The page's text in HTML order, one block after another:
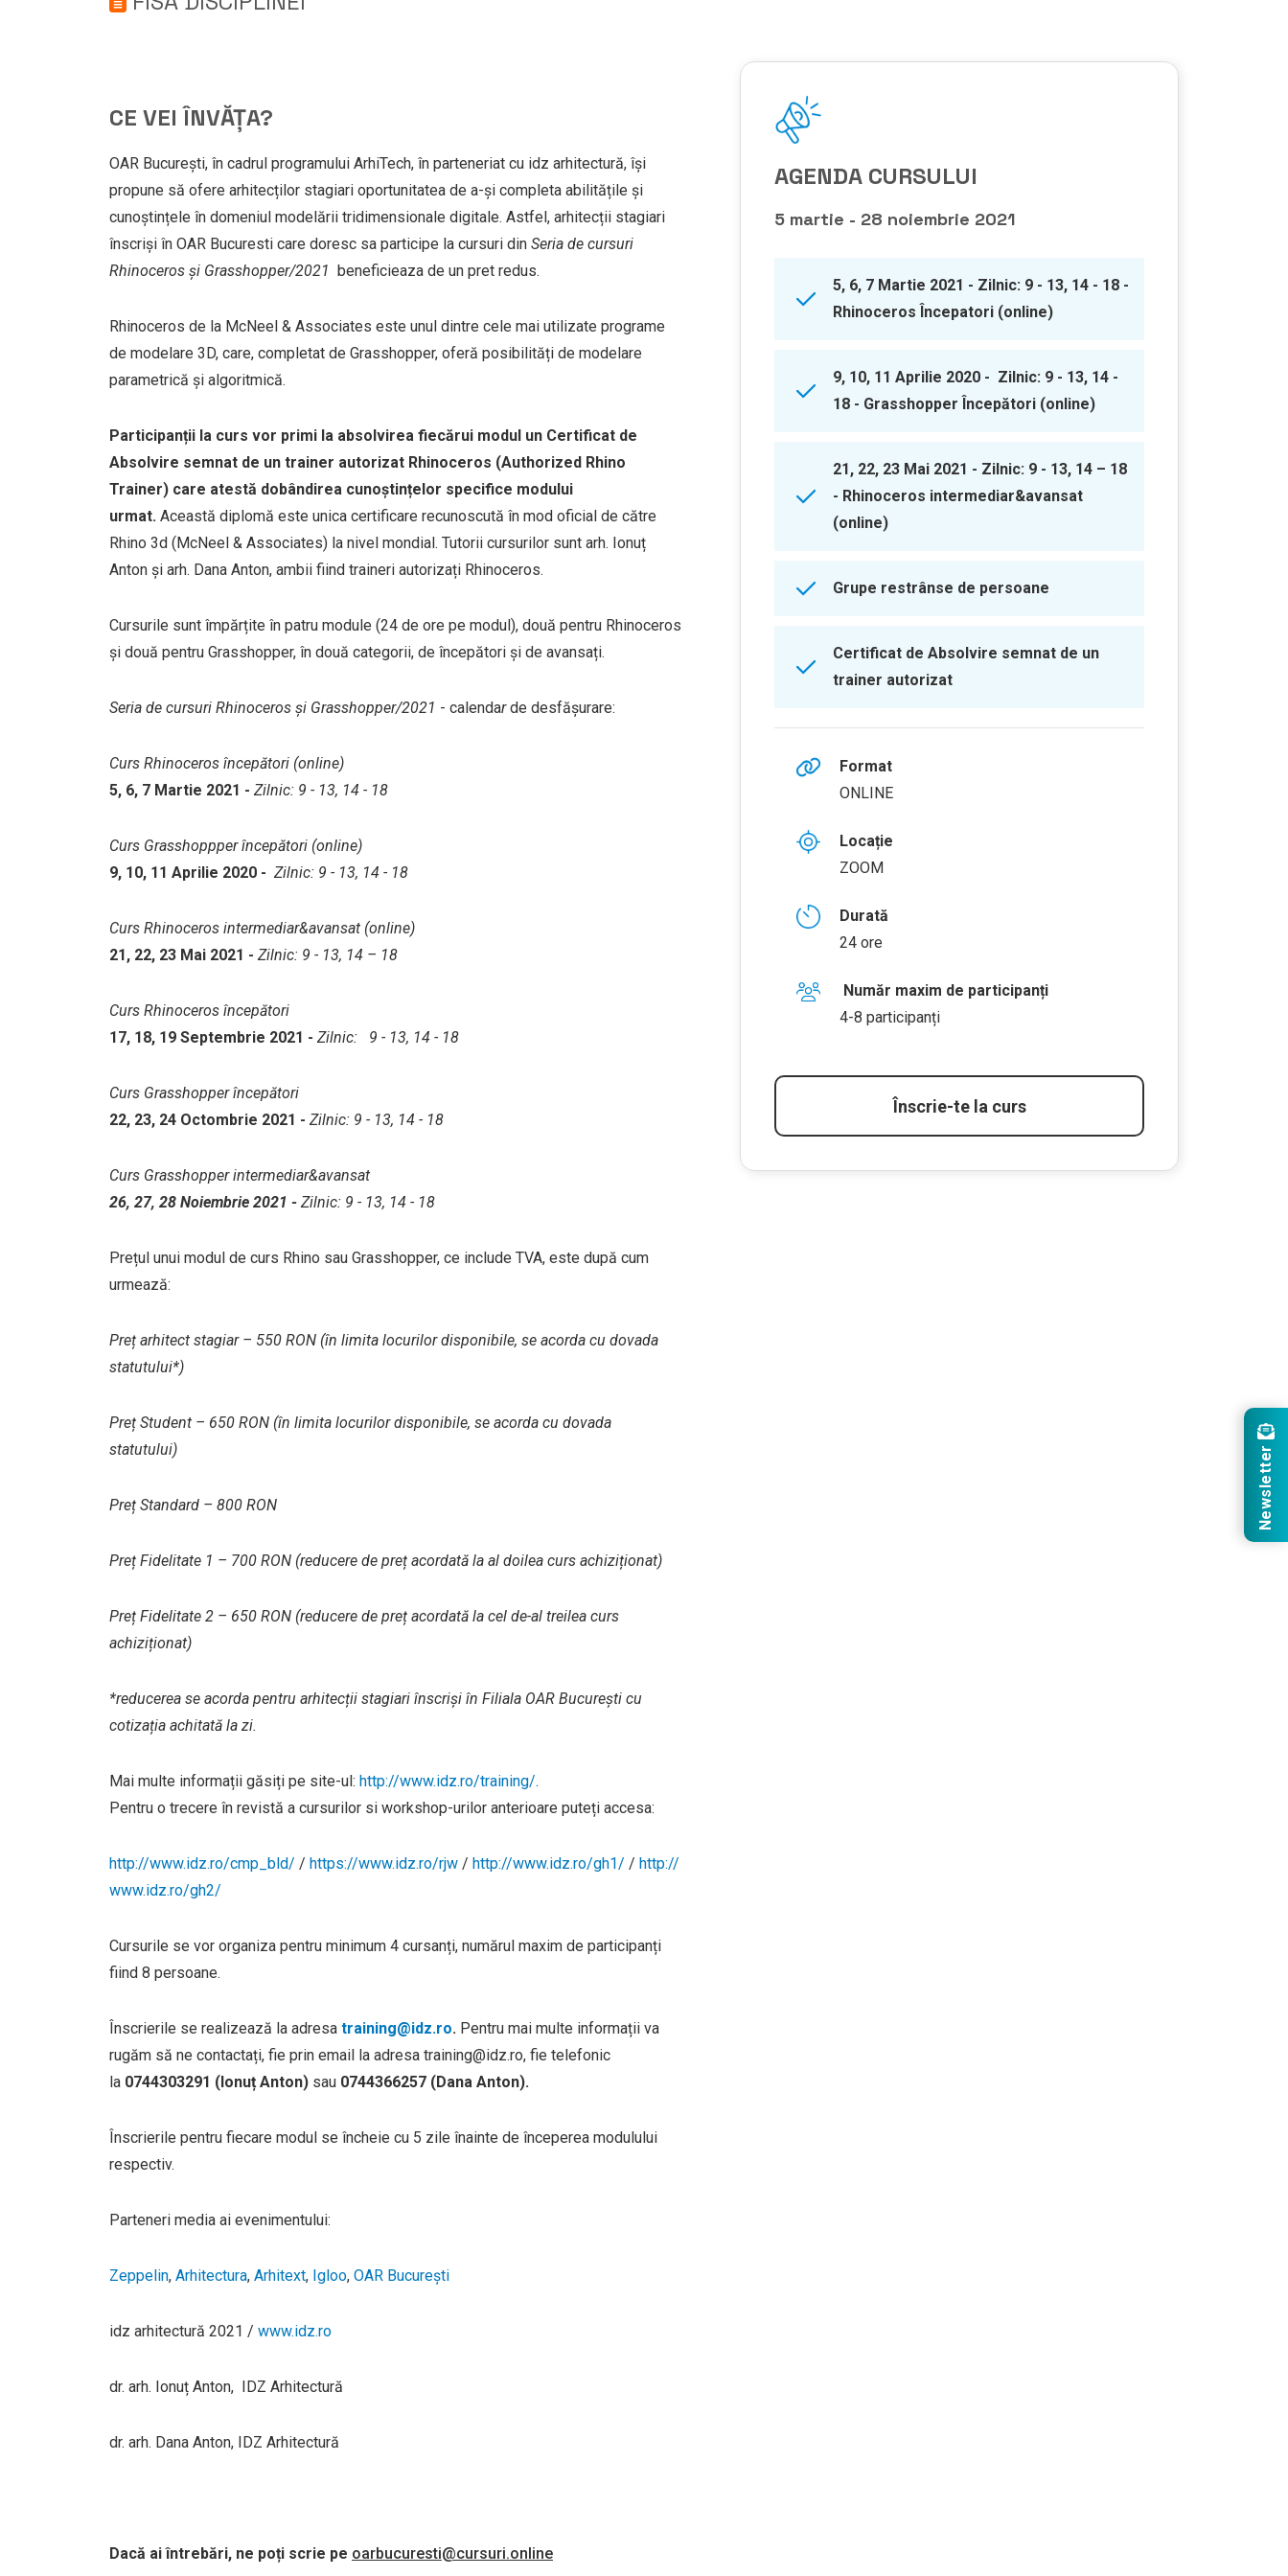
CE VEI ÎNVĂȚA?
OAR București, în cadrul programului ArhiTech, în parteneriat cu idz arhitectură, își
propune să ofere arhitecților stagiari oportunitatea de a-și completa abilitățile și
cunoștințele în domeniul modelării tridimensionale digitale. Astfel, arhitecții stagiari
înscriși în OAR Bucuresti care doresc sa participe la cursuri din Seria de cursuri
Rhinoceros și Grasshopper/2021 beneficieaza de un pret redus.
Rhinoceros de la McNeel & Associates este unul dintre cele mai utilizate programe
de modelare 3D, care, completat de Grasshopper, oferă posibilități de modelare
parametrică și algoritmică.
Participanții la curs vor primi la absolvirea fiecărui modul un Certificat de
Absolvire semnat de un trainer autorizat Rhinoceros (Authorized Rhino
Trainer) care atestă dobândirea cunoștințelor specifice modului
urmat. Această diplomă este unica certificare recunoscută în mod oficial de către
Rhino 3d (McNeel & Associates) la nivel mondial. Tutorii cursurilor sunt arh. Ionuț
Anton și arh. Dana Anton, ambii fiind traineri autorizați Rhinoceros.
Cursurile sunt împărțite în patru module (24 de ore pe modul), două pentru Rhinoceros
și două pentru Grasshopper, în două categorii, de începători și de avansați.
Seria de cursuri Rhinoceros și Grasshopper/2021 - calendarde desfășurare:
Curs Rhinoceros începători (online)
5, 6, 7 Martie 2021 - Zilnic: 9 - 13, 14 - 18
Curs Grasshoppper începători (online)
9, 10, 11 Aprilie 2020 - Zilnic: 9 - 13, 14 - 18
Curs Rhinoceros intermediar&avansat (online)
21, 22, 23 Mai 2021 - Zilnic: 9 - 13, 14 – 18
Curs Rhinoceros începători
17, 18, 19 Septembrie 2021 - Zilnic: 9 - 13, 14 - 18
Curs Grasshopper începători
22, 23, 24 Octombrie 2021 - Zilnic: 9 - 13, 14 - 18
Curs Grasshopper intermediar&avansat
26, 27, 28 Noiembrie 2021 - Zilnic: 9 - 13, 14 - 18
Prețul unui modul de curs Rhino sau Grasshopper, ce include TVA, este după cum
urmează:
Preț arhitect stagiar – 550 RON (în limita locurilor disponibile, se acorda cu dovada
statutului*)
Preț Student – 650 RON (în limita locurilor disponibile, se acorda cu dovada
statutului)
Preț Standard – 800 RON
Preț Fidelitate 1 – 700 RON (reducere de preț acordată la al doilea curs achiziționat)
Preț Fidelitate 2 – 650 RON (reducere de preț acordată la cel de-al treilea curs
achiziționat)
*reducerea se acorda pentru arhitecții stagiari înscriși în Filiala OAR București cu
cotizația achitată la zi.
Mai multe informații găsiți pe site-ul: http://www.idz.ro/training/.
Pentru o trecere în revistă a cursurilor si workshop-urilor anterioare puteți accesa:
http://www.idz.ro/cmp_bld/ / https://www.idz.ro/rjw / http://www.idz.ro/gh1/ / http://
www.idz.ro/gh2/
Cursurile se vor organiza pentru minimum 4 cursanți, numărul maxim de participanți
fiind 8 persoane.
Înscrierile se realizează la adresa training@idz.ro. Pentru mai multe informații va
rugăm să ne contactați, fie prin email la adresa training@idz.ro, fie telefonic
la 0744303291 (Ionuț Anton) sau 0744366257 (Dana Anton).
Înscrierile pentru fiecare modul se încheie cu 5 zile înainte de începerea modulului
respectiv.
Parteneri media ai evenimentului:
Zeppelin, Arhitectura, Arhitext, Igloo, OAR București
idz arhitectură 2021 / www.idz.ro
dr. arh. Ionuț Anton, IDZ Arhitectură
dr. arh. Dana Anton, IDZ Arhitectură
Dacă ai întrebări, ne poți scrie pe oarbucuresti@cursuri.online
AGENDA CURSULUI
5 martie - 28 noiembrie 2021
5, 6, 7 Martie 2021 - Zilnic: 9 - 13, 14 - 18 -
Rhinoceros Începatori (online)
9, 10, 11 Aprilie 2020 - Zilnic: 9 - 13, 14 -
18 - Grasshopper Începători (online)
21, 22, 23 Mai 2021 - Zilnic: 9 - 13, 14 – 18
- Rhinoceros intermediar&avansat
(online)
Grupe restrânse de persoane
Certificat de Absolvire semnat de un
trainer autorizat
Format
ONLINE
Locație
ZOOM
Durată
24 ore
Număr maxim de participanți
4-8 participanți
Înscrie-te la curs
Newsletter